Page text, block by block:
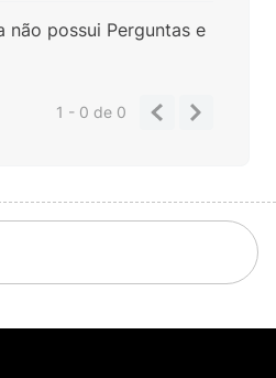
não possui Perguntas e
1 - 0de 0